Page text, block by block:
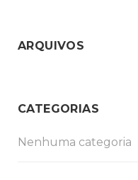
ARQUIVOS
CATEGORIAS
Nenhuma categoria